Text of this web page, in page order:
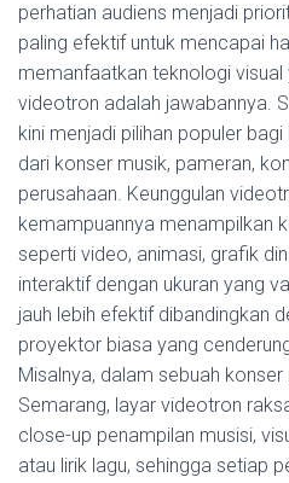
perhatian audiens menjadi
paling efektif untuk mencapai
memanfaatkan teknologi visual
videotron adalah jawabannya.
kini menjadi pilihan populer
dari konser musik, pameran,
perusahaan. Keunggulan
kemampuannya menampilkan
seperti video, animasi, grafik
interaktif dengan ukuran yang
jauh lebih efektif dibandingkan
proyektor biasa yang
Misalnya, dalam sebuah konser
Semarang, layar videotron
close-up penampilan musisi,
atau lirik lagu, sehingga setiap